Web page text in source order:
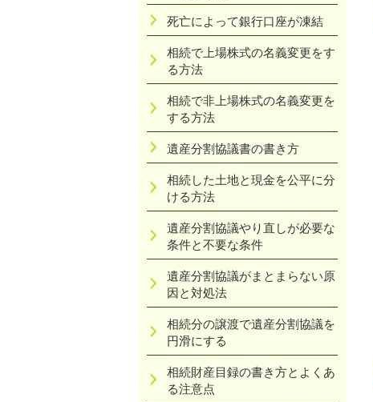
死亡によって銀行口座が凍結
相続で上場株式の名義変更をす
る方法
相続で非上場株式の名義変更を
する方法
遺産分割協議書の書き方
相続した土地と現金を公平に分
ける方法
遺産分割協議やり直しが必要な
条件と不要な条件
遺産分割協議がまとまらない原
因と対処法
相続分の譲渡で遺産分割協議を
円滑にする
相続財産目録の書き方とよくあ
る注意点